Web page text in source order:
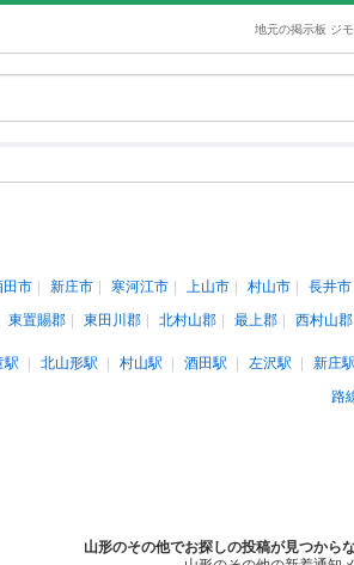
地元の掲示板 ジ
田市 新庄市 寒河江市 上山市 村山市 長井市
東置賜郡 東田川郡 北村山郡 最上郡 西村山郡
駅 北山形駅 村山駅 酒田駅 左沢駅
新庄駅
路
山形のその他でお探しの投稿が見つから